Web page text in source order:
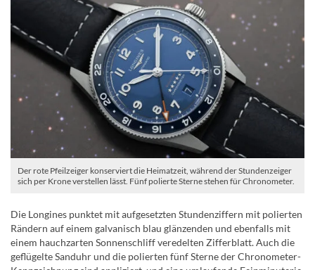
Der rote Pfeilzeiger konserviert die Heimatzeit, während der Stundenzeiger
sich per Krone verstellen lässt. Fünf polierte Sterne stehen für Chronometer.
Die Longines punktet mit aufgesetzten Stundenziffern mit polierten
Rändern auf einem galvanisch blau glänzenden und ebenfalls mit
einem hauchzarten Sonnenschliff veredelten Zifferblatt. Auch die
geflügelte Sanduhr und die polierten fünf Sterne der Chronometer-